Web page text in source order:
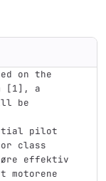
on the
[1], a
be
pilot
class
effektiv
motorene